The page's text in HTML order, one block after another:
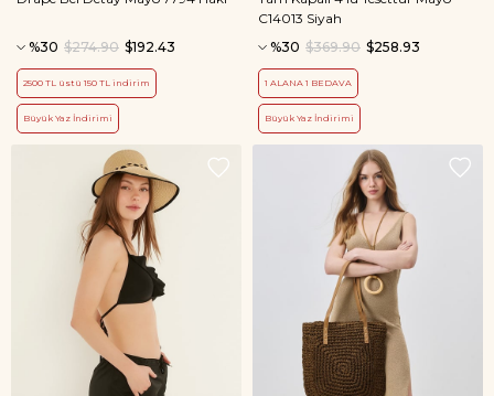
%30 $192.43
$274.90
2500 TL üstü 150 TL indirim
Büyük Yaz İndirimi
C14013 Siyah
%30
$258.93
$369.90
1 ALANA 1 BEDAVA
Büyük Yaz İndirimi